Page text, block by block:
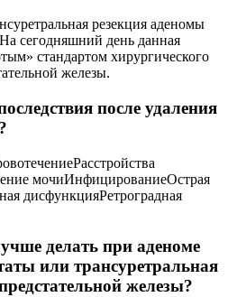
резекция аденомы
сегодняшний день данная
стандартом хирургического
железы.
после удаления
мочиИнфицированиеОстрая
дисфункцияРетроградная
делать при аденоме
или трансуретральная
железы?